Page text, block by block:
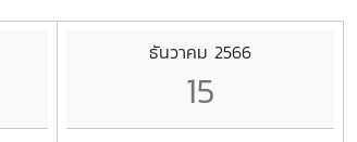
ธันวาคม 2566
15